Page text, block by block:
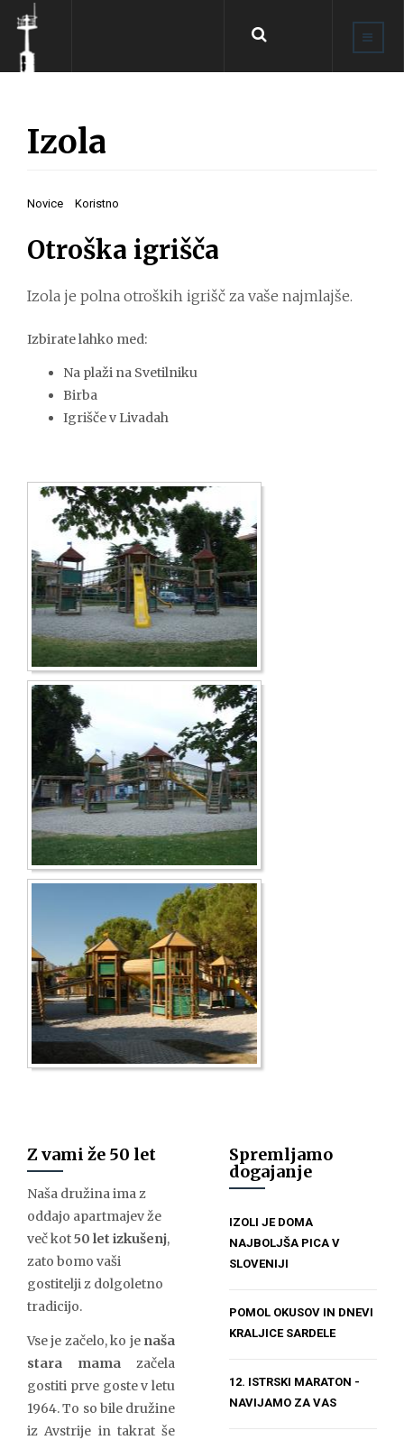
Izola
Novice Koristno
Otroška igrišča
Izola je polna otroških igrišč za vaše najmlajše.
Izbirate lahko med:
Na plaži na Svetilniku
Birba
Igrišče v Livadah
Z vami že 50 let
Naša družina ima z
oddajo apartmajev že
več kot50 let izkušenj,
zato bomo vaši
gostitelji z dolgoletno
tradicijo.
Vse je začelo, ko je naša
stara mama začela
gostiti prve goste v letu
1964. To so bile družine
iz Avstrije in takrat še
Spremljamo
dogajanje
IZOLI JE DOMA
NAJBOLJŠA PICA V
SLOVENIJI
POMOL OKUSOV IN DNEVI
KRALJICE SARDELE
12. ISTRSKI MARATON -
NAVIJAMO ZA VAS